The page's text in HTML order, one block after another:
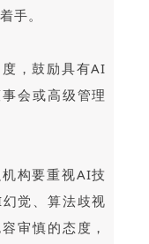
手。
，鼓励具有AI
会或高级管理
构要重视AI技
觉、算法歧视
审慎的态度，